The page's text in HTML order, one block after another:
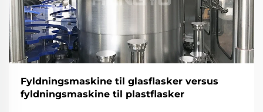
Fyldningsmaskine til glasflasker versus
fyldningsmaskine til plastflasker